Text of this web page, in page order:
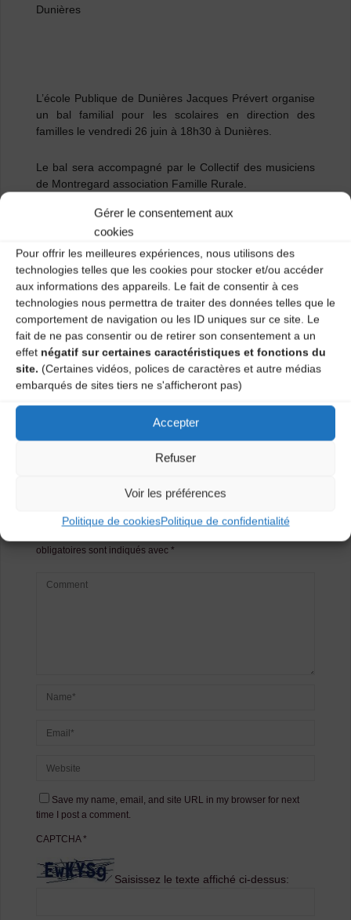
Gérer le consentement aux
cookies
Pour offrir les meilleures expériences, nous utilisons des
technologies telles que les cookies pour stocker et/ou accéder
aux informations des appareils. Le fait de consentir à ces
technologies nous permettra de traiter des données telles que le
comportement de navigation ou les ID uniques sur ce site. Le
fait de ne pas consentir ou de retirer son consentement a un
effet négatif sur certaines caractéristiques et fonctions du
site. (Certaines vidéos, polices de caractères et autre médias
embarqués de sites tiers ne s'afficheront pas)
Accepter
Refuser
Voir les préférences
Politique de cookiesPolitique de confidentialité
Dunières
L’école Publique de Dunières Jacques Prévert organise
un bal familial pour les scolaires en direction des
familles le vendredi 26 juin à 18h30 à Dunières.
Le bal sera accompagné par le Collectif des musiciens
de Montregard association Famille Rurale.
Pour l’apprentissage de quelques danses les danseurs
seront présents sur des séances le jeudi matin à l’école
de musique Apausecroche Rue des Moulins à Dunières.
Catégories
Agenda
Concert trad’ avec La Sialyre
Laisser un
commentaire
obligatoires sont indiqués avec *
Save my name, email, and site URL in my browser for next
time I post a comment.
CAPTCHA*
Saisissez le texte affiché ci-dessus: